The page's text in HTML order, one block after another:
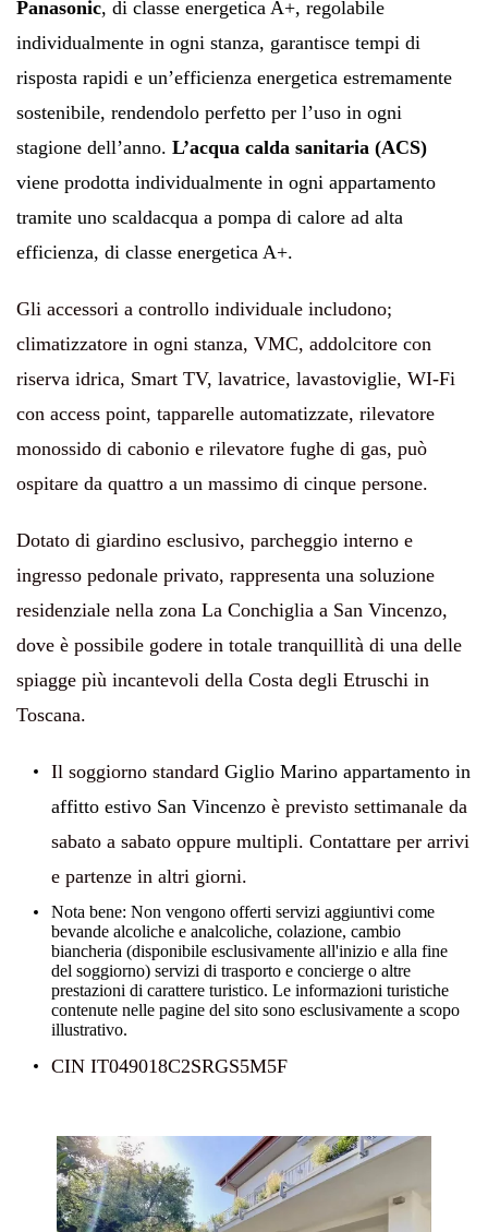
Panasonic, di classe energetica A+, regolabile
individualmente in ogni stanza, garantisce tempi di
risposta rapidi e un’efficienza energetica estremamente
sostenibile, rendendolo perfetto per l’uso in ogni
stagione dell’anno. L’acqua calda sanitaria (ACS)
viene prodotta individualmente in ogni appartamento
tramite uno scaldacqua a pompa di calore ad alta
efficienza, di classe energetica A+.
Gli accessori a controllo individuale includono;
climatizzatore in ogni stanza, VMC, addolcitore con
riserva idrica, Smart TV, lavatrice, lavastoviglie, WI-Fi
con access point, tapparelle automatizzate, rilevatore
monossido di cabonio e rilevatore fughe di gas, può
ospitare da quattro a un massimo di cinque persone.
Dotato di giardino esclusivo, parcheggio interno e
ingresso pedonale privato, rappresenta una soluzione
residenziale nella zona La Conchiglia a San Vincenzo,
dove è possibile godere in totale tranquillità di una delle
spiagge più incantevoli della Costa degli Etruschi in
Toscana.
Il soggiorno standard Giglio Marino appartamento in
affitto estivo San Vincenzo è previsto settimanale da
sabato a sabato oppure multipli. Contattare per arrivi
e partenze in altri giorni.
Nota bene: Non vengono offerti servizi aggiuntivi come
bevande alcoliche e analcoliche, colazione, cambio
biancheria (disponibile esclusivamente all'inizio e alla fine
del soggiorno) servizi di trasporto e concierge o altre
prestazioni di carattere turistico. Le informazioni turistiche
contenute nelle pagine del sito sono esclusivamente a scopo
illustrativo.
CIN IT049018C2SRGS5M5F